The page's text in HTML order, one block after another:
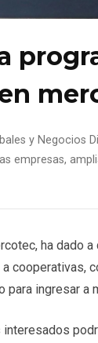
y
empresas,
ha dado
cooperativas,
ingresar a